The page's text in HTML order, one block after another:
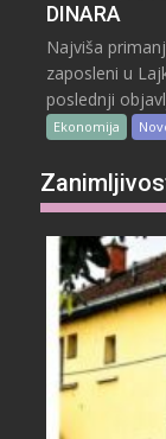
DINARA
Najviša
zaposleni u
poslednji
Ekonomija